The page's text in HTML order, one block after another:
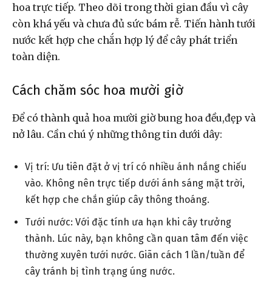
hoa trực tiếp. Theo dõi trong thời gian đầu vì cây
còn khá yếu và chưa đủ sức bám rễ. Tiến hành tưới
nước kết hợp che chắn hợp lý để cây phát triển
toàn diện.
Cách chăm sóc hoa mười giờ
Để có thành quả hoa mười giờ bung hoa đều,đẹp và
nở lâu. Cần chú ý những thông tin dưới dây:
Vị trí: Ưu tiên đặt ở vị trí có nhiều ánh nắng chiếu
vào. Không nên trực tiếp dưới ánh sáng mặt trời,
kết hợp che chắn giúp cây thông thoáng.
Tưới nước: Với đặc tính ưa hạn khi cây trưởng
thành. Lúc này, bạn không cần quan tâm đến việc
thường xuyên tưới nước. Giãn cách 1 lần/tuần để
cây tránh bị tình trạng úng nước.